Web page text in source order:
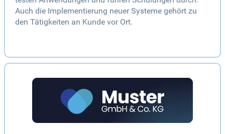
Auch die Implementierung neuer Systeme gehört zu
den Tätigkeiten an Kunde vor Ort.